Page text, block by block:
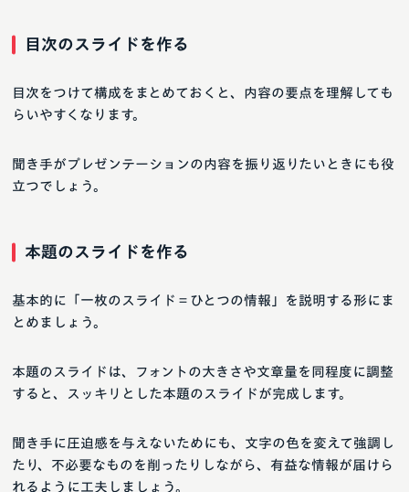
目次のスライドを作る
目次をつけて構成をまとめておくと、内容の要点を理解しても
らいやすくなります。
聞き手がプレゼンテーションの内容を振り返りたいときにも役
立つでしょう。
本題のスライドを作る
基本的に「一枚のスライド＝ひとつの情報」を説明する形にま
とめましょう。
本題のスライドは、フォントの大きさや文章量を同程度に調整
すると、スッキリとした本題のスライドが完成します。
聞き手に圧迫感を与えないためにも、文字の色を変えて強調し
たり、不必要なものを削ったりしながら、有益な情報が届けら
れるように工夫しましょう。